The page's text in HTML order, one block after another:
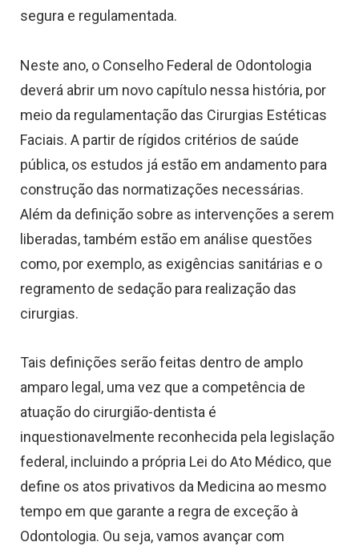
segura e regulamentada.
Neste ano, o Conselho Federal de Odontologia
deverá abrir um novo capítulo nessa história, por
meio da regulamentação das Cirurgias Estéticas
Faciais. A partir de rígidos critérios de saúde
pública, os estudos já estão em andamento para
construção das normatizações necessárias.
Além da definição sobre as intervenções a serem
liberadas, também estão em análise questões
como, por exemplo, as exigências sanitárias e o
regramento de sedação para realização das
cirurgias.
Tais definições serão feitas dentro de amplo
amparo legal, uma vez que a competência de
atuação do cirurgião-dentista é
inquestionavelmente reconhecida pela legislação
federal, incluindo a própria Lei do Ato Médico, que
define os atos privativos da Medicina ao mesmo
tempo em que garante a regra de exceção à
Odontologia. Ou seja, vamos avançar com